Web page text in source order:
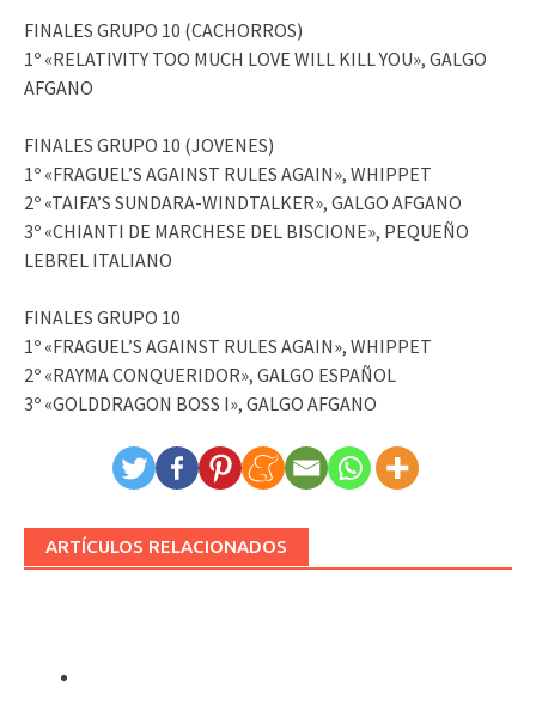
FINALES GRUPO 10 (CACHORROS)
1º «RELATIVITY TOO MUCH LOVE WILL KILL YOU», GALGO
AFGANO
FINALES GRUPO 10 (JOVENES)
1º «FRAGUEL’S AGAINST RULES AGAIN», WHIPPET
2º «TAIFA’S SUNDARA-WINDTALKER», GALGO AFGANO
3º «CHIANTI DE MARCHESE DEL BISCIONE», PEQUEÑO
LEBREL ITALIANO
FINALES GRUPO 10
1º «FRAGUEL’S AGAINST RULES AGAIN», WHIPPET
2º «RAYMA CONQUERIDOR», GALGO ESPAÑOL
3º «GOLDDRAGON BOSS I», GALGO AFGANO
ARTÍCULOS RELACIONADOS